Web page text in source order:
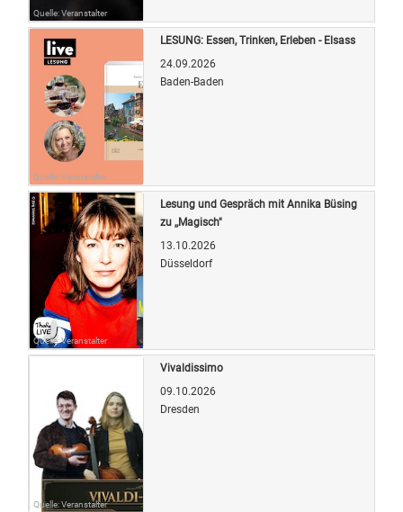
Quelle: Veranstalter
Quelle: Veranstalter
LESUNG: Essen, Trinken, Erleben - Elsass
24.09.2026
Baden-Baden
Quelle: Veranstalter
Lesung und Gespräch mit Annika Büsing
zu ,,Magisch"
13.10.2026
Düsseldorf
Quelle: Veranstalter
Vivaldissimo
09.10.2026
Dresden